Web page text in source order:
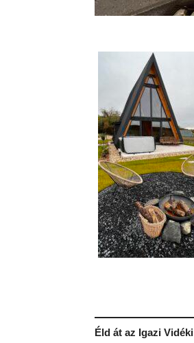
Éld át az Igazi